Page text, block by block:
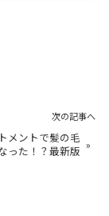
次の記事へ
メントで髪の毛
った！？最新版 »